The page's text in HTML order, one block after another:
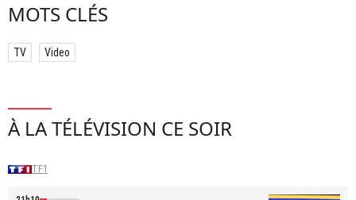
MOTS CLÉS
TV Video
À LA TÉLÉVISION CE SOIR
TF1